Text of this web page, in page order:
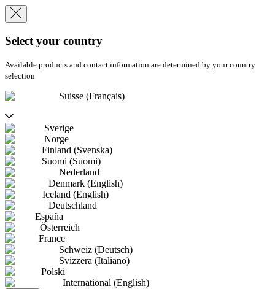
Select your country
Available products and contact information are determined by your country
selection
Suisse (Français)
Sverige
Norge
Finland (Svenska)
Suomi (Suomi)
Nederland
Denmark (English)
Iceland (English)
Deutschland
España
Österreich
France
Schweiz (Deutsch)
Svizzera (Italiano)
Polski
International (English)